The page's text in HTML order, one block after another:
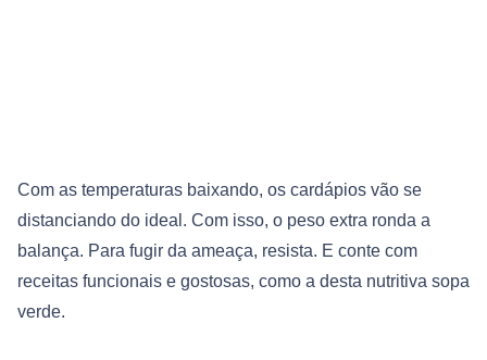
Com as temperaturas baixando, os cardápios vão se
distanciando do ideal. Com isso, o peso extra ronda a
balança. Para fugir da ameaça, resista. E conte com
receitas funcionais e gostosas, como a desta nutritiva sopa
verde.